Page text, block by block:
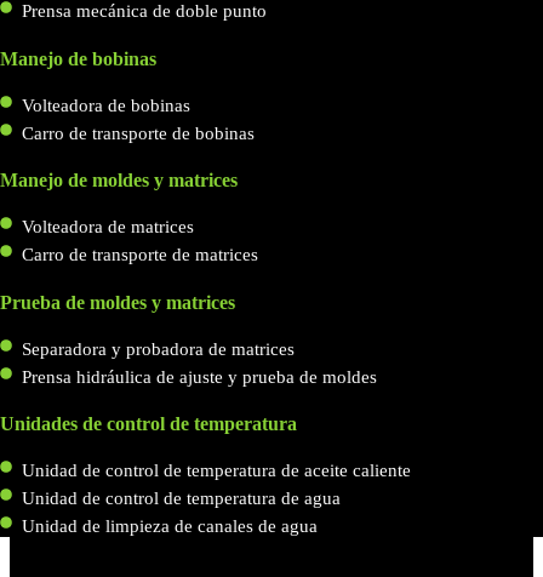
Prensa mecánica de doble punto
Manejo de bobinas
Volteadora de bobinas
Carro de transporte de bobinas
Manejo de moldes y matrices
Volteadora de matrices
Carro de transporte de matrices
Prueba de moldes y matrices
Separadora y probadora de matrices
Prensa hidráulica de ajuste y prueba de moldes
Unidades de control de temperatura
Unidad de control de temperatura de aceite caliente
Unidad de control de temperatura de agua
Unidad de limpieza de canales de agua